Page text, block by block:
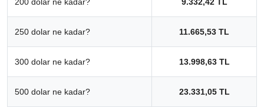
250 dolar ne kadar? 11.665,53 TL
300 dolar ne kadar? 13.998,63 TL
500 dolar ne kadar? 23.331,05 TL